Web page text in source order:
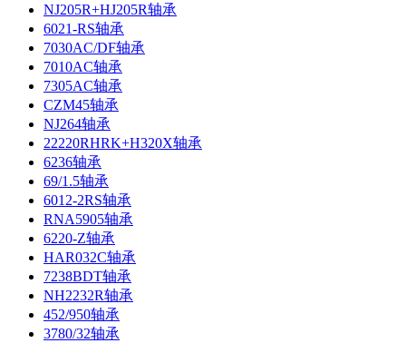
NJ205R+HJ205R轴承
6021-RS轴承
7030AC/DF轴承
7010AC轴承
7305AC轴承
CZM45轴承
NJ264轴承
22220RHRK+H320X轴承
6236轴承
69/1.5轴承
6012-2RS轴承
RNA5905轴承
6220-Z轴承
HAR032C轴承
7238BDT轴承
NH2232R轴承
452/950轴承
3780/32轴承